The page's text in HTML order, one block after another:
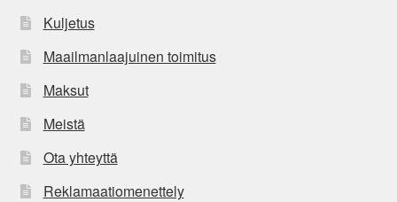
Kuljetus
Maailmanlaajuinen toimitus
Maksut
Meistä
Ota yhteyttä
Reklamaatiomenettely